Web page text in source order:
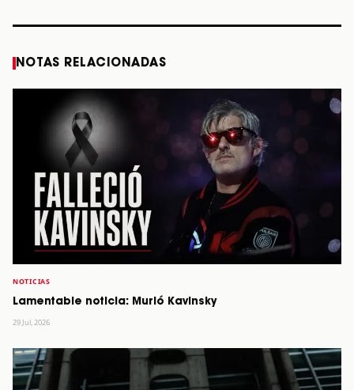
NOTAS RELACIONADAS
NOTICIAS
Lamentable noticia: Murió Kavinsky
29 Jul, 2026